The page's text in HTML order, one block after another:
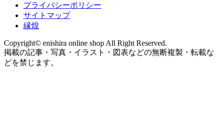
プライバシーポリシー
サイトマップ
縁煌
Copyright© enishira online shop All Right Reserved.
掲載の記事・写真・イラスト・図表などの無断複製・転載な
どを禁じます。